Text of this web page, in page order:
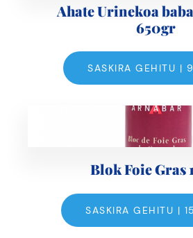
Ahate Urinekoa
650gr
SASKIRA GEHITU |
Blok Foie Gras
SASKIRA GEHITU |